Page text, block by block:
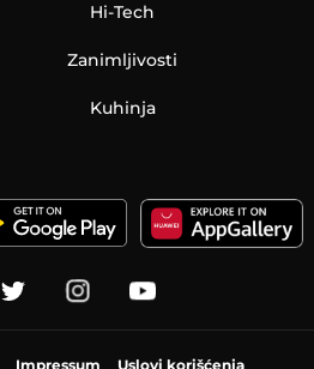
Hi-Tech
Zanimljivosti
Kuhinja
Impressum Uslovi korišćenja